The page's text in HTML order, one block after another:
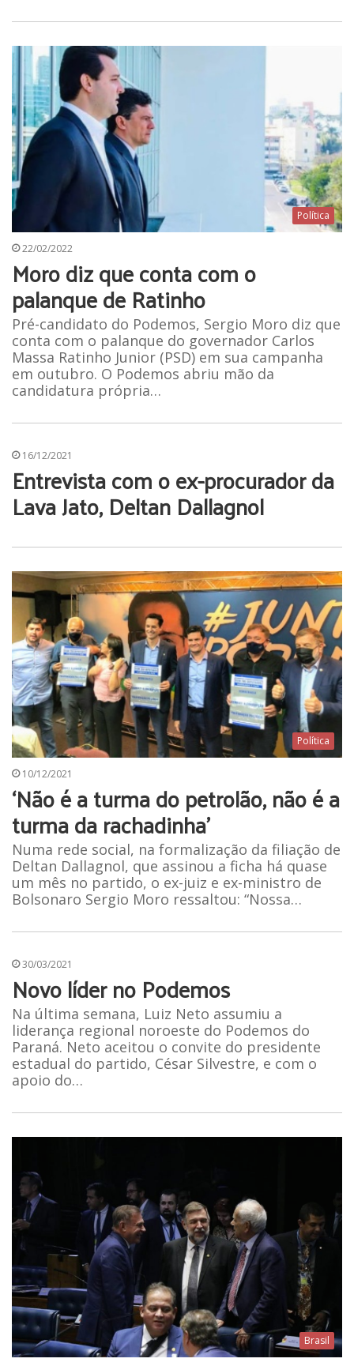
Política
22/02/2022
Moro diz que conta com o
palanque de Ratinho
Pré-candidato do Podemos, Sergio Moro diz que
conta com o palanque do governador Carlos
Massa Ratinho Junior (PSD) em sua campanha
em outubro. O Podemos abriu mão da
candidatura própria…
16/12/2021
Entrevista com o ex-procurador da
Lava Jato, Deltan Dallagnol
Política
10/12/2021
‘Não é a turma do petrolão, não é a
turma da rachadinha’
Numa rede social, na formalização da filiação de
Deltan Dallagnol, que assinou a ficha há quase
um mês no partido, o ex-juiz e ex-ministro de
Bolsonaro Sergio Moro ressaltou: “Nossa…
30/03/2021
Novo líder no Podemos
Na última semana, Luiz Neto assumiu a
liderança regional noroeste do Podemos do
Paraná. Neto aceitou o convite do presidente
estadual do partido, César Silvestre, e com o
apoio do…
Brasil